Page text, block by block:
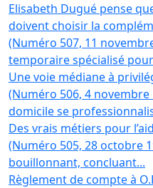
Elisabeth Dugué pense
doivent choisir la
(Numéro 507, 11
temporaire spécialisé
Une voie médiane à
(Numéro 506, 4 novembre
domicile se
Des vrais métiers pour
(Numéro 505, 28 octobre
bouillonnant, concluant...
Règlement de compte à